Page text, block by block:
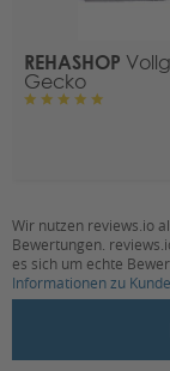
REHASHOP
Gecko
Wir nutzen reviews.io
Bewertungen.
es sich um echte
Informationen zu